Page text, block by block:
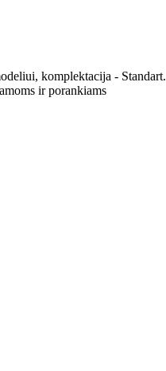
komplektacija - Standart.
ir porankiams